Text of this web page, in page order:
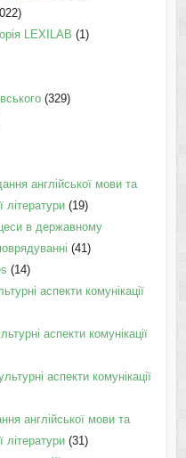
LEXILAB (1)
(329)
англійської мови та
літератури(19)
в державному
(41)
(14)
аспекти комунікації
аспекти комунікації
аспекти комунікації
англійської мови та
літератури(31)